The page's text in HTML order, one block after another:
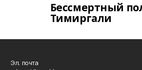
Бессмертный
Тимиргали
Эл. почта